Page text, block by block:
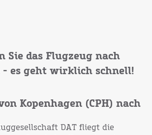
Sie das Flugzeug nach
- es geht wirklich schnell!
Kopenhagen (CPH) nach
DAT fliegt die